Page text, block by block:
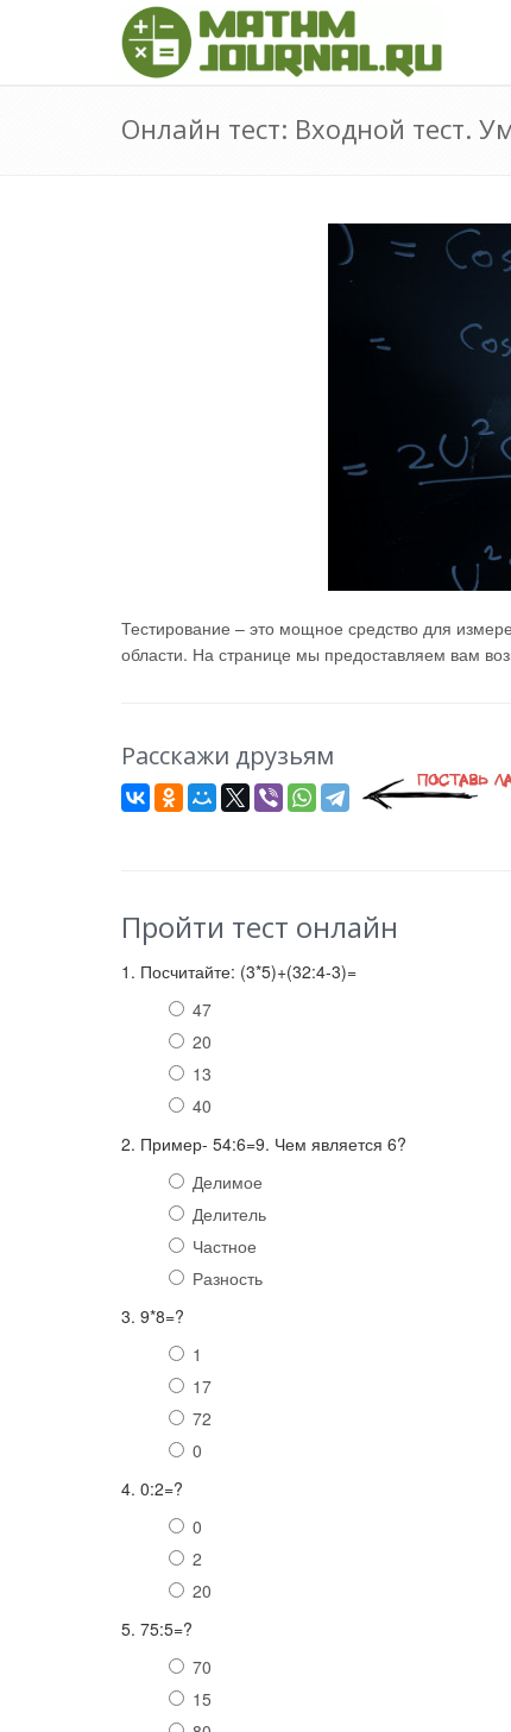
Онлайн тест: Входной тест.
Тестирование – это мощное средство для
области. На странице мы предоставляем вам
Расскажи друзьям
Пройти тест онлайн
1. Посчитайте: (3*5)+(32:4-3)=
47
20
13
40
2. Пример- 54:6=9. Чем является 6?
Делимое
Делитель
Частное
Разность
3. 9*8=?
1
17
72
0
4. 0:2=?
0
2
20
5. 75:5=?
70
15